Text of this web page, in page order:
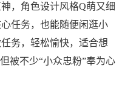
，角色设计风格Q萌又细
任务，也能随便闲逛小
务，轻松愉快，适合想
被不少“小众忠粉”奉为心